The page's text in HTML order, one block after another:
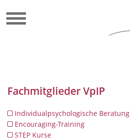
Fachmitglieder VpIP
Individualpsychologische Beratung
Encouraging-Training
STEP Kurse